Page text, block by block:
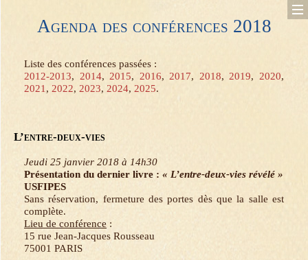
Agenda des conférences 2018
Liste des conférences passées :
2012-2013, 2014,2015, 2016,2017, 2018,2019,2020,
2021, 2022, 2023, 2024, 2025.
L’entre-deux-vies
Jeudi 25 janvier 2018 à 14h30
Présentation du dernier livre : « L’entre-deux-vies révélé »
USFIPES
Sans réservation, fermeture des portes dès que la salle est
complète.
Lieu de conférence :
15 rue Jean-Jacques Rousseau
75001 PARIS